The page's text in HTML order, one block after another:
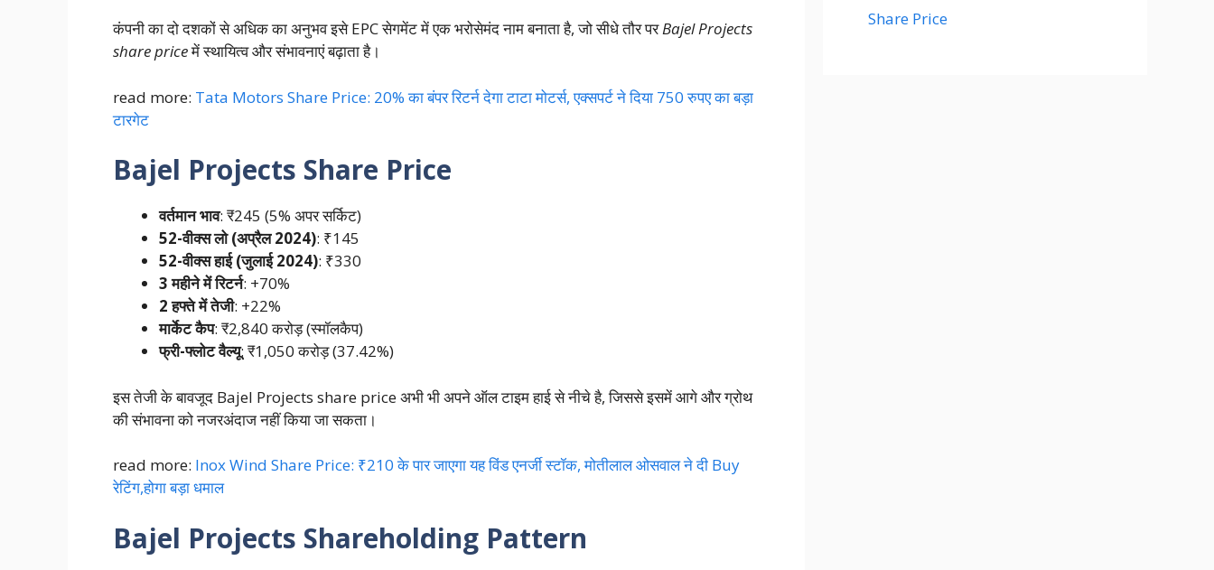
कंपनी का दो दशकों से अधिक का अनुभव इसे EPC सेगमेंट में एक भरोसेमंद नाम बनाता है, जो सीधे तौर परBajel Projects
share priceमें स्थायित्व और संभावनाएं बढ़ाता है।
read more: Tata Motors Share Price: 20% का बंपर रिटर्न देगा टाटा मोटर्स, एक्सपर्ट ने दिया 750 रुपए का बड़ा
टारगेट
Bajel Projects Share Price
वर्तमान भाव: ₹245 (5% अपर सर्किट)
52-वीक्स लो (अप्रैल 2024): ₹145
52-वीक्स हाई (जुलाई 2024): ₹330
3 महीने में रिटर्न: +70%
2 हफ्ते में तेजी: +22%
मार्केट कैप: ₹2,840 करोड़ (स्मॉलकैप)
फ्री-फ्लोट वैल्यू: ₹1,050 करोड़ (37.42%)
इस तेजी के बावजूद Bajel Projects share price अभी भी अपने ऑल टाइम हाई से नीचे है, जिससे इसमें आगे और ग्रोथ
की संभावना को नजरअंदाज नहीं किया जा सकता।
read more: Inox Wind Share Price: ₹210 के पार जाएगा यह विंड एनर्जी स्टॉक, मोतीलाल ओसवाल ने दी Buy
रेटिंग,होगा बड़ा धमाल
Bajel Projects Shareholding Pattern
Share Price